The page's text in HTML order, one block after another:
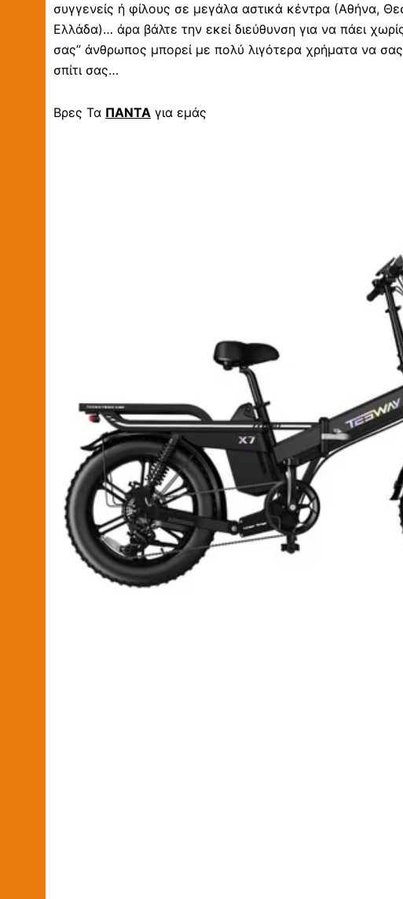
συγγενείς ή φίλους σε μεγάλα αστικά κέντρα (Αθήνα,
Ελλάδα)… άρα βάλτε την εκεί διεύθυνση για να πάει
σας” άνθρωπος μπορεί με πολύ λιγότερα χρήματα να
σπίτι σας…
Βρες Τα ΠΑΝΤΑ για εμάς